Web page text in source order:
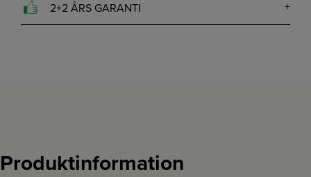
2+2 ÅRS GARANTI
Produktinformation